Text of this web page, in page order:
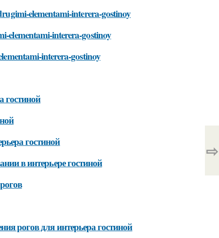
elementami-interera-gostinoy
elementami-interera-gostinoy
interera-gostinoy
гостиной
гостиной
в интерьере гостиной
рогов для интерьера гостиной
⇨